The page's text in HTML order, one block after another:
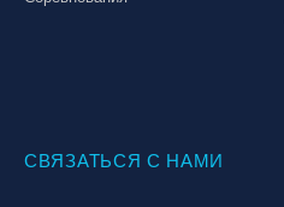
СВЯЗАТЬСЯ С НАМИ